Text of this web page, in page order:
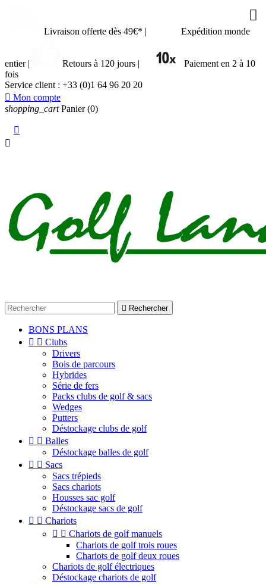
Livraison offerte dès 49€* | Expédition monde
entier | Retours à 120 jours |
Paiement en 2 à 10
fois
Service client : +33 (0)1 64 96 20 20
 Mon compte
shopping_cart Panier (0)


 Rechercher
BONS PLANS
  Clubs
Drivers
Bois de parcours
Hybrides
Série de fers
Packs clubs de golf & sacs
Wedges
Putters
Déstockage clubs de golf
  Balles
Déstockage balles de golf
  Sacs
Sacs trépieds
Sacs chariots
Housses sac golf
Déstockage sacs de golf
  Chariots
  Chariots de golf manuels
Chariots de golf trois roues
Chariots de golf deux roues
Chariots de golf électriques
Déstockage chariots de golf


